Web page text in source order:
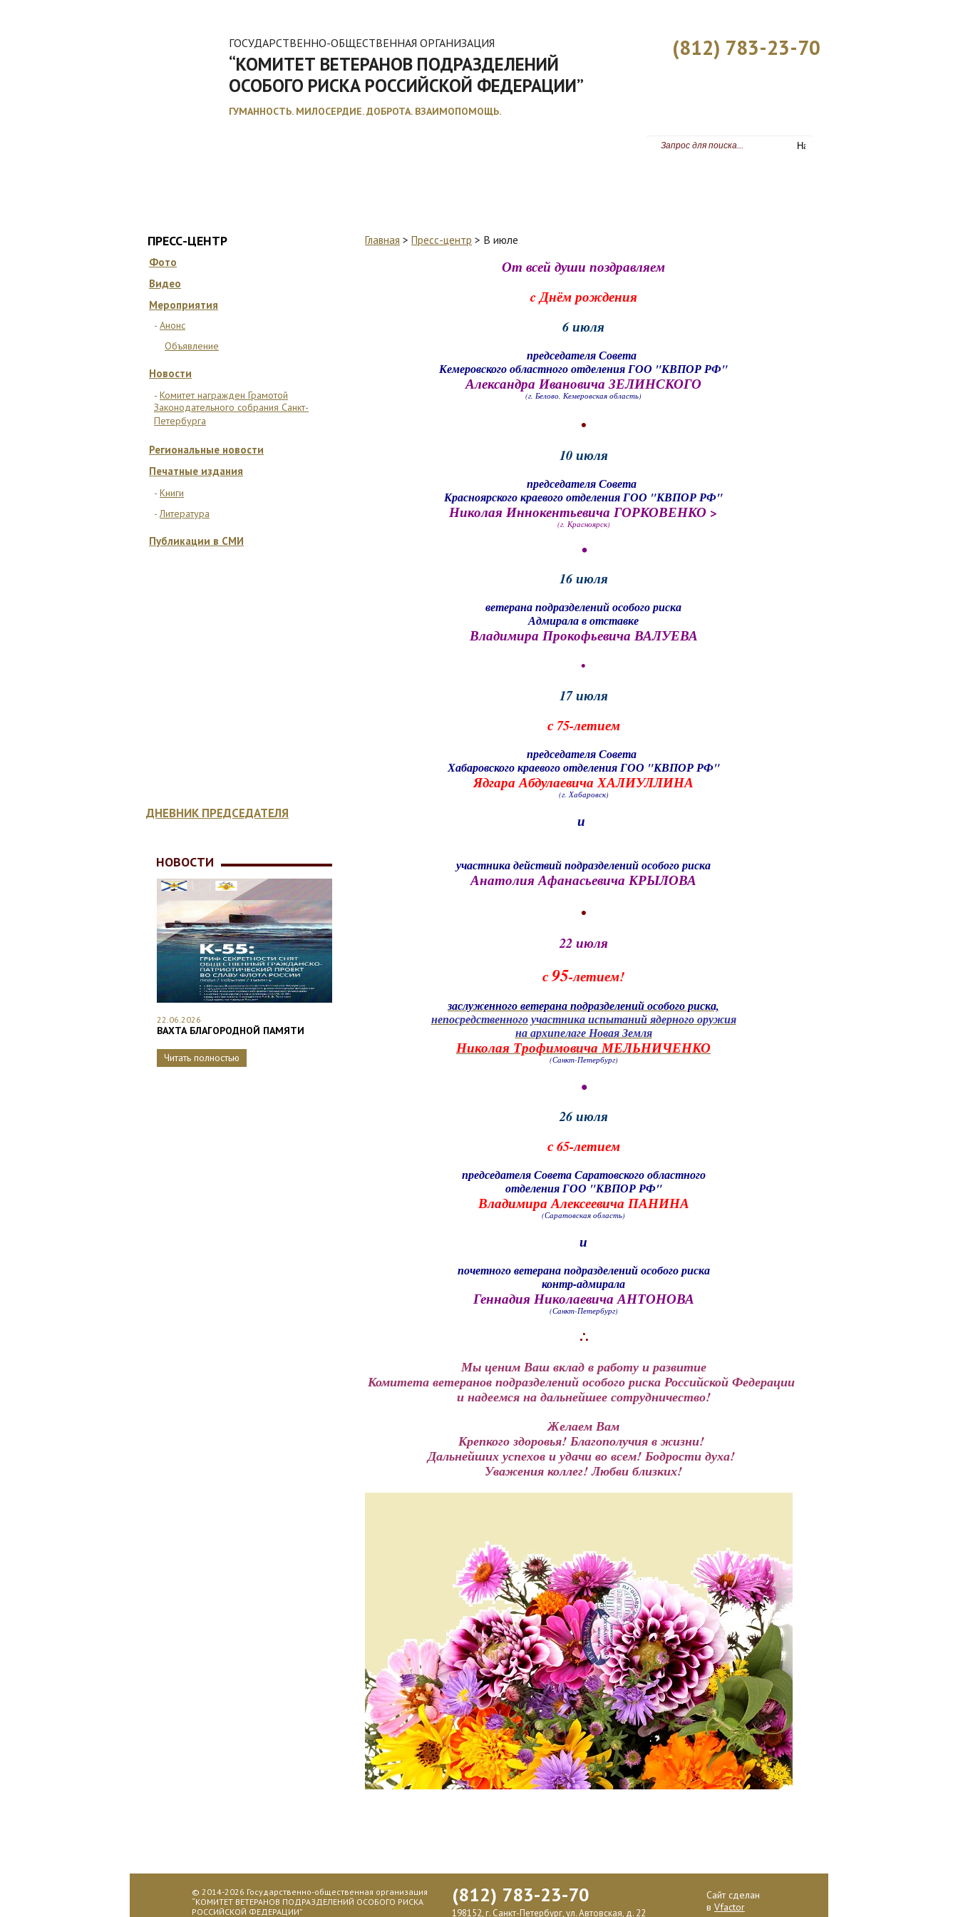
ГОСУДАРСТВЕННО-ОБЩЕСТВЕННАЯ ОРГАНИЗАЦИЯ
“КОМИТЕТ ВЕТЕРАНОВ ПОДРАЗДЕЛЕНИЙ
ОСОБОГО РИСКА РОССИЙСКОЙ ФЕДЕРАЦИИ”
ГУМАННОСТЬ. МИЛОСЕРДИЕ. ДОБРОТА. ВЗАИМОПОМОЩЬ.
(812) 783-23-70
ПРЕСС-ЦЕНТР
Фото
Видео
Мероприятия
Анонс
Объявление
Новости
Комитет награжден Грамотой
Законодательного собрания Санкт-
Петербурга
Региональные новости
Печатные издания
Книги
Литература
Публикации в СМИ
ДНЕВНИК ПРЕДСЕДАТЕЛЯ
НОВОСТИ
22.06.2026
ВАХТА БЛАГОРОДНОЙ ПАМЯТИ
Читать полностью
Главная > Пресс-центр > В июле
От всей души поздравляем
c Днём рождения
6 июля
председателя Совета
Кемеровского областного отделения ГОО "КВПОР РФ"
Александра Ивановича ЗЕЛИНСКОГО
(г. Белово, Кемеровская область)
•
10 июля
председателя Совета
Красноярского краевого отделения ГОО "КВПОР РФ"
Николая Иннокентьевича ГОРКОВЕНКО >
(г. Красноярск)
•
16 июля
ветерана подразделений особого риска
Адмирала в отставке
Владимира Прокофьевича ВАЛУЕВА
•
17 июля
с 75-летием
председателя Совета
Хабаровского краевого отделения ГОО "КВПОР РФ"
Ядгара Абдулаевича ХАЛИУЛЛИНА
(г. Хабаровск)
и
участника действий подразделений особого риска
Анатолия Афанасьевича КРЫЛОВА
•
22 июля
с95-летием!
заслуженного ветерана подразделений особого риска,
непосредственного участника испытаний ядерного оружия
на архипелаге Новая Земля
Николая Трофимовича МЕЛЬНИЧЕНКО
(Санкт-Петербург)
•
26 июля
с 65-летием
председателя Совета Саратовского областного
отделения ГОО "КВПОР РФ"
Владимира Алексеевича ПАНИНА
(Саратовская область)
и
почетного ветерана подразделений особого риска
контр-адмирала
Геннадия Николаевича АНТОНОВА
(Санкт-Петербург)
∴
Мы ценим Ваш вклад в работу и развитие
Комитета ветеранов подразделений особого риска Российской Федерации
и надеемся на дальнейшее сотрудничество!
Желаем Вам
Крепкого здоровья! Благополучия в жизни!
Дальнейших успехов и удачи во всем! Бодрости духа!
Уважения коллег! Любви близких!
© 2014-2026 Государственно-общественная организация
“КОМИТЕТ ВЕТЕРАНОВ ПОДРАЗДЕЛЕНИЙ ОСОБОГО РИСКА
РОССИЙСКОЙ ФЕДЕРАЦИИ”
(812) 783-23-70
198152, г. Санкт-Петербург, ул. Автовская, д. 22
Сайт сделан
в Vfactor